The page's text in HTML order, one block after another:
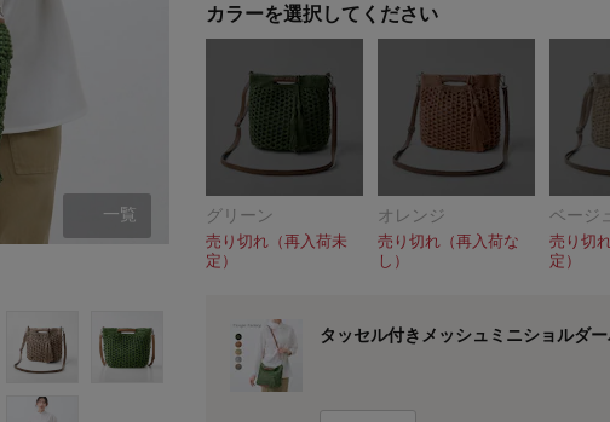
一覧
カラーを選択してください
グリーン
売り切れ（再入荷未
定）
オレンジ
売り切れ（再入荷な
し）
ベージ
売り切
定）
タッセル付きメッシュミニショルダ